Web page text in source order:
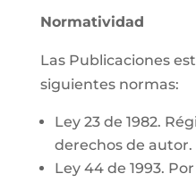
Normatividad
Las Publicaciones
siguientes normas:
Ley 23 de 1982.
derechos de autor.
Ley 44 de 1993.